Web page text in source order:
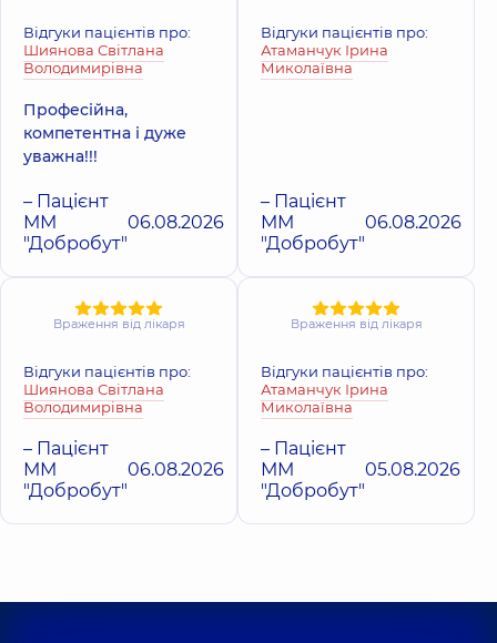
Відгуки пацієнтів про:
Шиянова Світлана
Володимирівна
Професійна,
компетентна і дуже
уважна!!!
– Пацієнт
ММ
"Добробут"
06.08.2026
Відгуки пацієнтів про:
Атаманчук Ірина
Миколаївна
– Пацієнт
ММ
"Добробут"
06.08.2026
Враження від лікаря
Відгуки пацієнтів про:
Шиянова Світлана
Володимирівна
– Пацієнт
ММ
"Добробут"
06.08.2026
Враження від лікаря
Відгуки пацієнтів про:
Атаманчук Ірина
Миколаївна
– Пацієнт
ММ
"Добробут"
05.08.2026